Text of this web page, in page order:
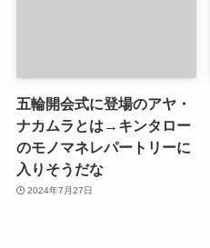
五輪開会式に登場のアヤ・
ナカムラとは→キンタロー
のモノマネレパートリーに
入りそうだな
2024年7月27日